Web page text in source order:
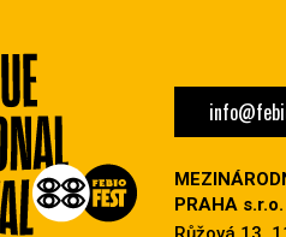
PRAHA s.r.o.